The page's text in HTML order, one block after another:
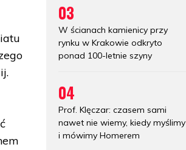
03
W ścianach kamienicy przy
rynku w Krakowie odkryto
ponad 100-letnie szyny
04
Prof. Klęczar: czasem sami
nawet nie wiemy, kiedy myślimy
i mówimy Homerem